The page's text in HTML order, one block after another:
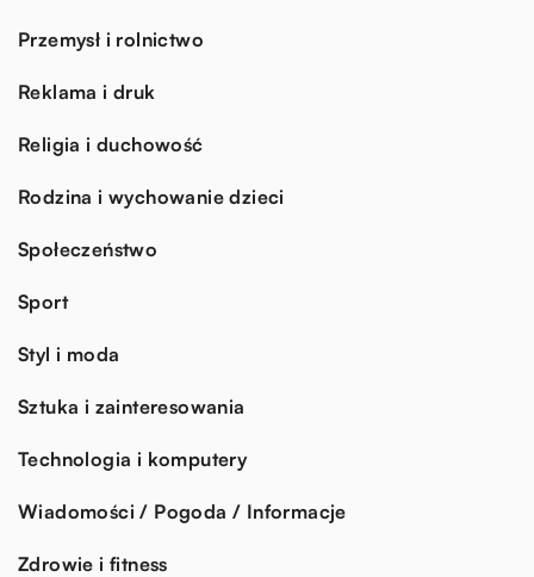
Przemysł i rolnictwo
Reklama i druk
Religia i duchowość
Rodzina i wychowanie dzieci
Społeczeństwo
Sport
Styl i moda
Sztuka i zainteresowania
Technologia i komputery
Wiadomości / Pogoda / Informacje
Zdrowie i fitness